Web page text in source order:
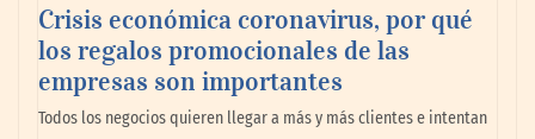
La llanta más cara puede ser la que menos
cuesta: Michelin lo demuestra ante notario
Crisis económica coronavirus, por qué
los regalos promocionales de las
empresas son importantes
Todos los negocios quieren llegar a más y más clientes e intentan